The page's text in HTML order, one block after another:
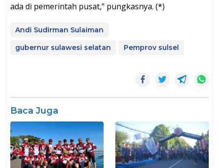
ada di pemerintah pusat,” pungkasnya. (*)
Andi Sudirman Sulaiman
gubernur sulawesi selatan
Pemprov sulsel
Baca Juga